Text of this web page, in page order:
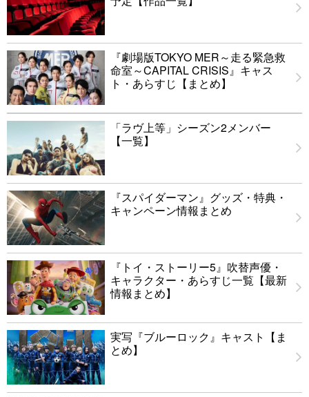
『劇場版TOKYO MER～走る緊急救
命室～CAPITAL CRISIS』キャス
ト・あらすじ【まとめ】
「ラヴ上等」シーズン2メンバー
【一覧】
『スパイダーマン』グッズ・特典・
キャンペーン情報まとめ
『トイ・ストーリー5』吹替声優・
キャラクター・あらすじ一覧【最新
情報まとめ】
実写『ブルーロック』キャスト【ま
とめ】